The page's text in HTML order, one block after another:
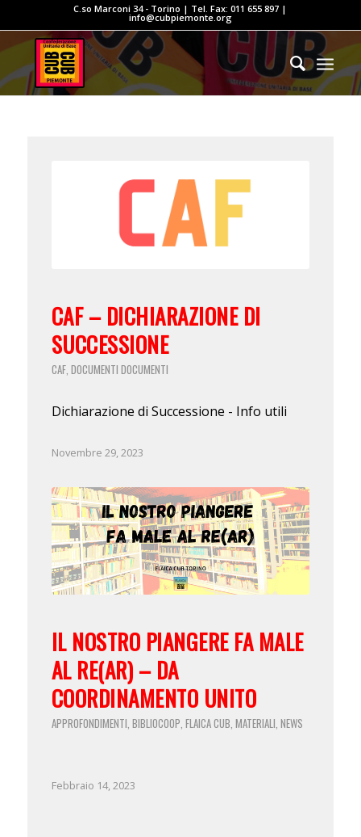
C.so Marconi 34 - Torino | Tel. Fax: 011 655 897 |
info@cubpiemonte.org
CAF – DICHIARAZIONE DI
SUCCESSIONE
CAF, DOCUMENTI DOCUMENTI
Dichiarazione di Successione - Info utili
Novembre 29, 2023
IL NOSTRO PIANGERE FA MALE
AL RE(AR) – DA
COORDINAMENTO UNITO
APPROFONDIMENTI, BIBLIOCOOP, FLAICA CUB, MATERIALI, NEWS
Febbraio 14, 2023